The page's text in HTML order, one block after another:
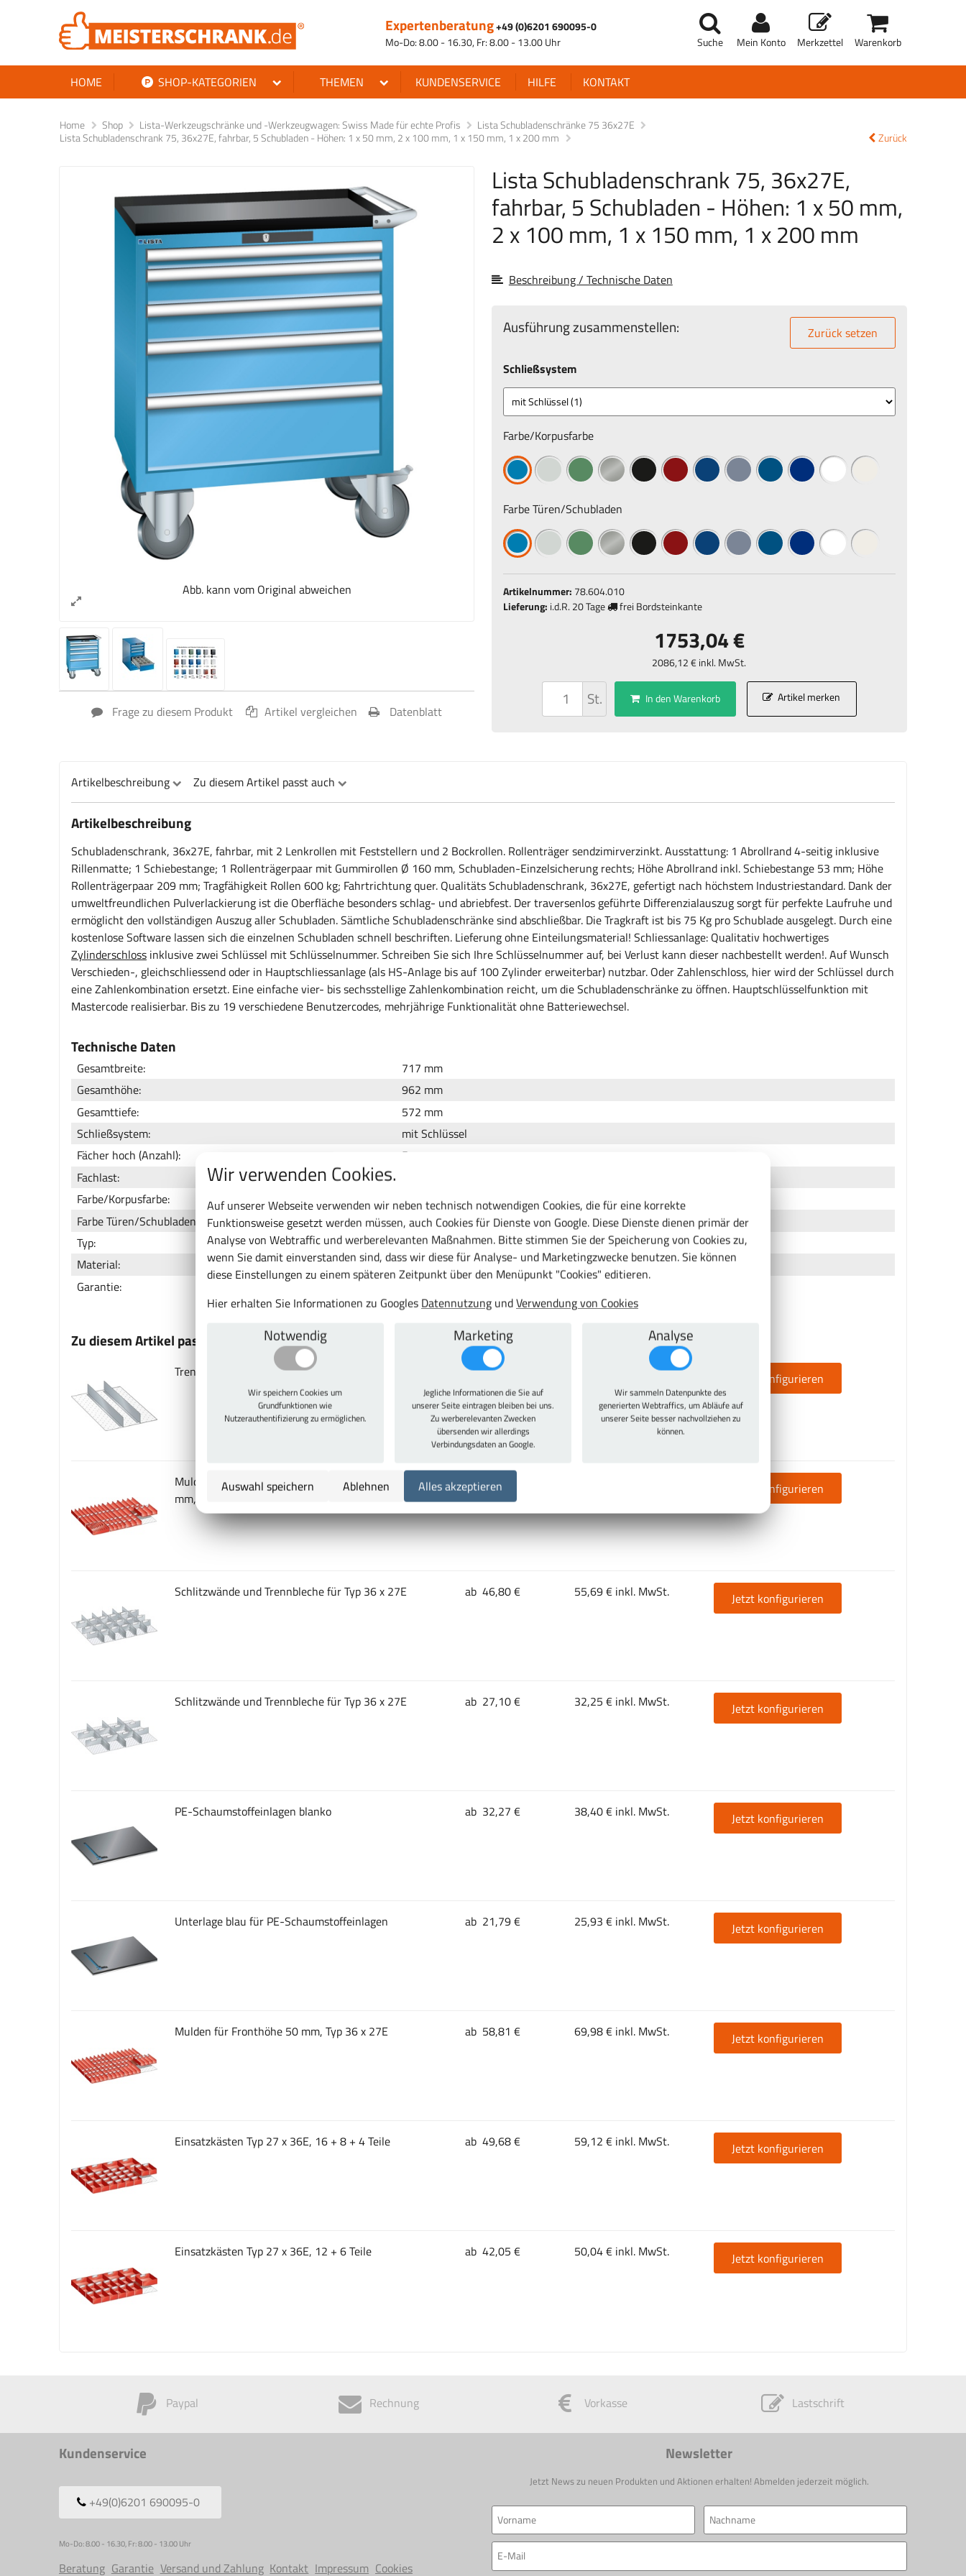
Expertenberatung+49 (0)6201 690095-0
Mo-Do: 8.00 - 16.30, Fr: 8.00 - 13.00 Uhr
Suche Mein Konto Merkzettel Warenkorb
HOME SHOP-KATEGORIEN THEMEN KUNDENSERVICE HILFE KONTAKT
Home Shop Lista-Werkzeugschränke und -Werkzeugwagen: Swiss Made für echte Profis
Lista Schubladenschränke 75 36x27E
Lista Schubladenschrank 75, 36x27E, fahrbar, 5 Schubladen - Höhen: 1 x 50 mm, 2 x 100 mm, 1 x 150 mm, 1 x 200 mm
Zurück
Abb. kann vom Original abweichen
Frage zu diesem Produkt Artikel vergleichen Datenblatt
Lista Schubladenschrank 75, 36x27E,
fahrbar, 5 Schubladen - Höhen: 1 x 50 mm,
2 x 100 mm, 1 x 150 mm, 1 x 200 mm
Beschreibung / Technische Daten
Ausführung zusammenstellen: Zurück setzen
Schließsystem
Farbe/Korpusfarbe
Farbe Türen/Schubladen
Artikelnummer: 78.604.010
Lieferung: i.d.R. 20 Tage frei Bordsteinkante
1753,04 €
2086,12 € inkl. MwSt.
St. In den Warenkorb Artikel merken
Artikelbeschreibung Zu diesem Artikel passt auch
Artikelbeschreibung
Schubladenschrank, 36x27E, fahrbar, mit 2 Lenkrollen mit Feststellern und 2 Bockrollen. Rollenträger sendzimirverzinkt. Ausstattung: 1 Abrollrand 4-seitig inklusive
Rillenmatte; 1 Schiebestange; 1 Rollenträgerpaar mit Gummirollen Ø 160 mm, Schubladen-Einzelsicherung rechts; Höhe Abrollrand inkl. Schiebestange 53 mm; Höhe
Rollenträgerpaar 209 mm; Tragfähigkeit Rollen 600 kg; Fahrtrichtung quer. Qualitäts Schubladenschrank, 36x27E, gefertigt nach höchstem Industriestandard. Dank der
umweltfreundlichen Pulverlackierung ist die Oberfläche besonders schlag- und abriebfest. Der traversenlos geführte Differenzialauszug sorgt für perfekte Laufruhe und
ermöglicht den vollständigen Auszug aller Schubladen. Sämtliche Schubladenschränke sind abschließbar. Die Tragkraft ist bis 75 Kg pro Schublade ausgelegt. Durch eine
kostenlose Software lassen sich die einzelnen Schubladen schnell beschriften. Lieferung ohne Einteilungsmaterial! Schliessanlage: Qualitativ hochwertiges
Zylinderschloss inklusive zwei Schlüssel mit Schlüsselnummer. Schreiben Sie sich Ihre Schlüsselnummer auf, bei Verlust kann dieser nachbestellt werden!. Auf Wunsch
Verschieden-, gleichschliessend oder in Hauptschliessanlage (als HS-Anlage bis auf 100 Zylinder erweiterbar) nutzbar. Oder Zahlenschloss, hier wird der Schlüssel durch
eine Zahlenkombination ersetzt. Eine einfache vier- bis sechsstellige Zahlenkombination reicht, um die Schubladenschränke zu öffnen. Hauptschlüsselfunktion mit
Mastercode realisierbar. Bis zu 19 verschiedene Benutzercodes, mehrjährige Funktionalität ohne Batteriewechsel.
Technische Daten
Gesamtbreite:
717 mm
Gesamthöhe:
962 mm
Gesamttiefe:
572 mm
Schließsystem:
mit Schlüssel
Fächer hoch (Anzahl):
5
Fachlast:
Farbe/Korpusfarbe:
RAL 5012 Lichtblau
Farbe Türen/Schubladen:
RAL 5012 Lichtblau
Typ:
36 x 27E
Material:
Stahlblech
Garantie:
10 Jahre
Zu diesem Artikel passt auch
Trennwände für Typ 18 x 27E, 27 x 27E und 36 x 27E ab 7,69 € 9,15 € inkl. MwSt. Jetzt konfigurieren
Mulden und Inbusschlüssel-Einsatz für Fronthöhe 50
mm, Typ 36 x 27E
ab 64,80 € Jetzt konfigurieren
Schlitzwände und Trennbleche für Typ 36 x 27E ab 46,80 € 55,69 € inkl. MwSt. Jetzt konfigurieren
Schlitzwände und Trennbleche für Typ 36 x 27E ab 27,10 € 32,25 € inkl. MwSt. Jetzt konfigurieren
PE-Schaumstoffeinlagen blanko ab 32,27 € 38,40 € inkl. MwSt. Jetzt konfigurieren
Unterlage blau für PE-Schaumstoffeinlagen ab 21,79 € 25,93 € inkl. MwSt. Jetzt konfigurieren
Mulden für Fronthöhe 50 mm, Typ 36 x 27E ab 58,81 € 69,98 € inkl. MwSt. Jetzt konfigurieren
Einsatzkästen Typ 27 x 36E, 16 + 8 + 4 Teile ab 49,68 € 59,12 € inkl. MwSt. Jetzt konfigurieren
Einsatzkästen Typ 27 x 36E, 12 + 6 Teile ab 42,05 € 50,04 € inkl. MwSt. Jetzt konfigurieren
Paypal Rechnung Vorkasse Lastschrift
Kundenservice
+49(0)6201 690095-0
Mo-Do: 8.00 - 16.30, Fr: 8.00 - 13.00 Uhr
Beratung Garantie Versand und Zahlung Kontakt Impressum Cookies
Newsletter
Jetzt News zu neuen Produkten und Aktionen erhalten! Abmelden jederzeit möglich.
Wir verwenden Cookies.
Auf unserer Webseite verwenden wir neben technisch notwendigen Cookies, die für eine korrekte
Funktionsweise gesetzt werden müssen, auch Cookies für Dienste von Google. Diese Dienste dienen primär der
Analyse von Webtraffic und werberelevanten Maßnahmen. Bitte stimmen Sie der Speicherung von Cookies zu,
wenn Sie damit einverstanden sind, dass wir diese für Analyse- und Marketingzwecke benutzen. Sie können
diese Einstellungen zu einem späteren Zeitpunkt über den Menüpunkt "Cookies" editieren.
Hier erhalten Sie Informationen zu Googles Datennutzung undVerwendung von Cookies
Notwendig
Wir speichern Cookies um
Grundfunktionen wie
Nutzerauthentifizierung zu ermöglichen.
Marketing
Jegliche Informationen die Sie auf
unserer Seite eintragen bleiben bei uns.
Zu werberelevanten Zwecken
übersenden wir allerdings
Verbindungsdaten an Google.
Analyse
Wir sammeln Datenpunkte des
generierten Webtraffics, um Abläufe auf
unserer Seite besser nachvollziehen zu
können.
Auswahl speichern Ablehnen Alles akzeptieren